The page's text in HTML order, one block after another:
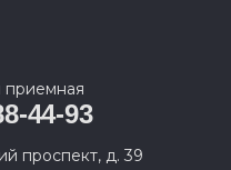
44-93
проспект, д. 39